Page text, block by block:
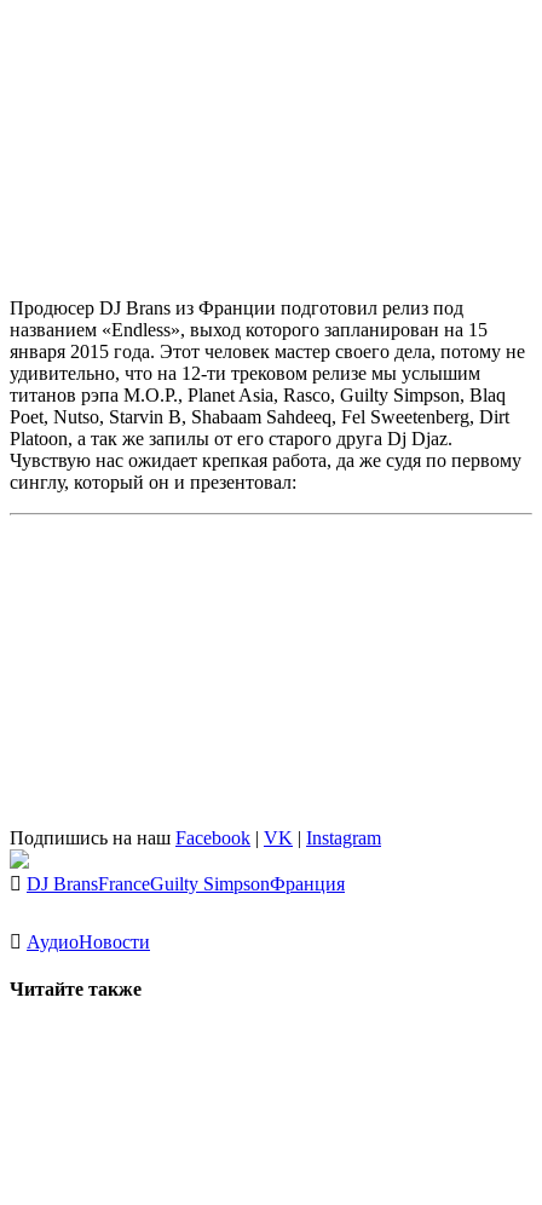
Продюсер DJ Brans из Франции подготовил релиз под
названием «Endless», выход которого запланирован на 15
января 2015 года. Этот человек мастер своего дела, потому не
удивительно, что на 12-ти трековом релизе мы услышим
титанов рэпа M.O.P., Planet Asia, Rasco, Guilty Simpson, Blaq
Poet, Nutso, Starvin B, Shabaam Sahdeeq, Fel Sweetenberg, Dirt
Platoon, а так же запилы от его старого друга Dj Djaz.
Чувствую нас ожидает крепкая работа, да же судя по первому
синглу, который он и презентовал:
Подпишись на наш Facebook | VK | Instagram
DJ BransFranceGuilty SimpsonФранция
АудиоНовости
Читайте также